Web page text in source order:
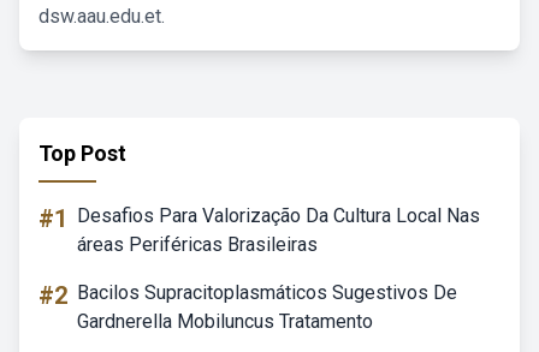
dsw.aau.edu.et.
Top Post
#1
Desafios Para Valorização Da Cultura Local Nas
áreas Periféricas Brasileiras
#2 Bacilos Supracitoplasmáticos Sugestivos De
Gardnerella Mobiluncus Tratamento